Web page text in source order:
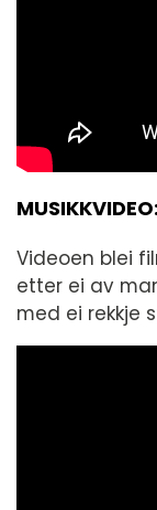
Videoen blei
etter ei av
med ei rekkje